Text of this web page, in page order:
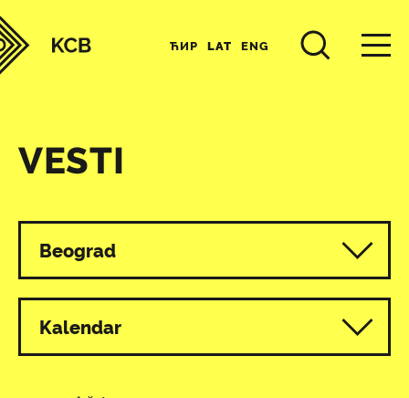
ЋИР LAT ENG
VESTI
Svi programi
Beograd
Kalendar